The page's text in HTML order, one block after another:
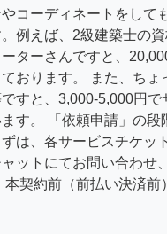
コーディネートをして
例えば、2級建築士の
ターさんですと、
おります。 また、ちょ
すと、3,000-5,000円で
す。 「依頼申請」の段
は、各サービスチケッ
ットにてお問い合わせ
契約前（前払い決済前